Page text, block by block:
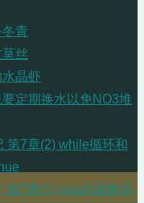
青
丝
晶虾
定期换水以免NO3堆
第7章(2) while循环和
第7章(1) input()函数和